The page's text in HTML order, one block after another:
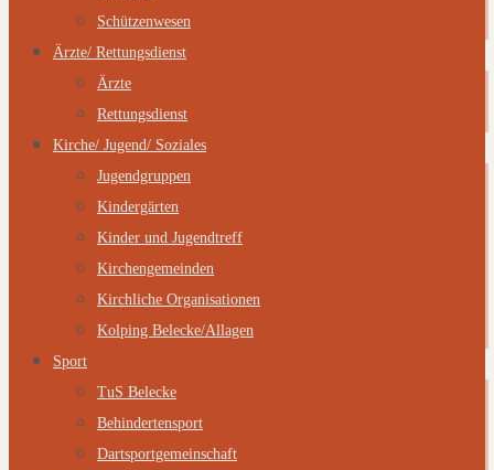
Schützenwesen
Ärzte/ Rettungsdienst
Ärzte
Rettungsdienst
Kirche/ Jugend/ Soziales
Jugendgruppen
Kindergärten
Kinder und Jugendtreff
Kirchengemeinden
Kirchliche Organisationen
Kolping Belecke/Allagen
Sport
TuS Belecke
Behindertensport
Dartsportgemeinschaft